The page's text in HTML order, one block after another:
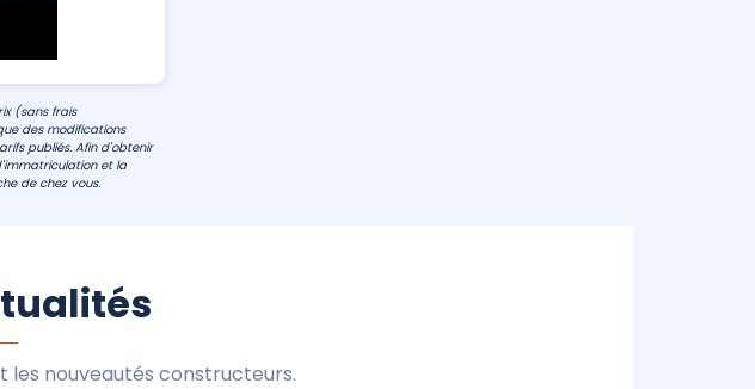
(sans frais
des modifications
publiés. Afin d'obtenir
et la
de chez vous.
les nouveautés constructeurs.